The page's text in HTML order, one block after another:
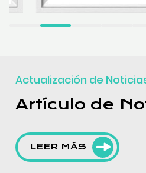
Actualización de
Artículo de
LEER MÁS